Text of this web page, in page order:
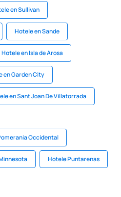
en Sullivan
Hotele en Sande
Hotele en Isla de Arosa
en Garden City
en Sant Joan De Villatorrada
Occidental
Hotele Puntarenas